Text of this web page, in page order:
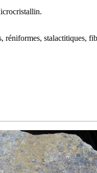
réniformes, stalactitiques,